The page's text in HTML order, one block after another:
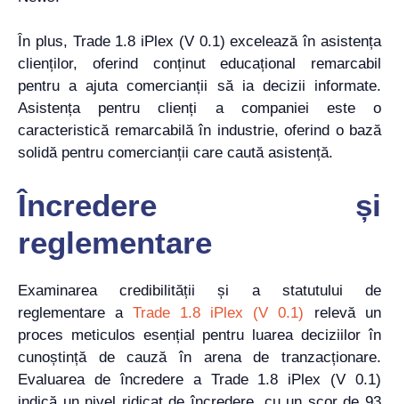
În plus, Trade 1.8 iPlex (V 0.1) excelează în asistența
clienților, oferind conținut educațional remarcabil
pentru a ajuta comercianții să ia decizii informate.
Asistența pentru clienți a companiei este o
caracteristică remarcabilă în industrie, oferind o bază
solidă pentru comercianții care caută asistență.
Încredere și
reglementare
Examinarea credibilității și a statutului de
reglementare a Trade 1.8 iPlex (V 0.1) relevă un
proces meticulos esențial pentru luarea deciziilor în
cunoștință de cauză în arena de tranzacționare.
Evaluarea de încredere a Trade 1.8 iPlex (V 0.1)